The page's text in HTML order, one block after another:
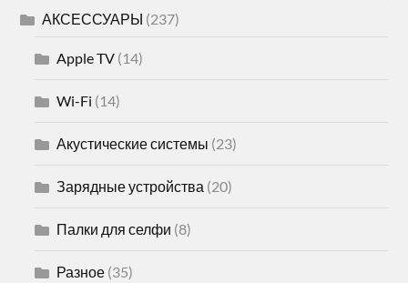
АКСЕССУАРЫ (237)
Apple TV (14)
Wi-Fi (14)
Акустические системы (23)
Зарядные устройства (20)
Палки для селфи (8)
Разное (35)